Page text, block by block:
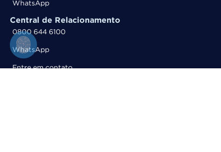
WhatsApp
Central de Relacionamento
0800 644 6100
WhatsApp
Entre em contato